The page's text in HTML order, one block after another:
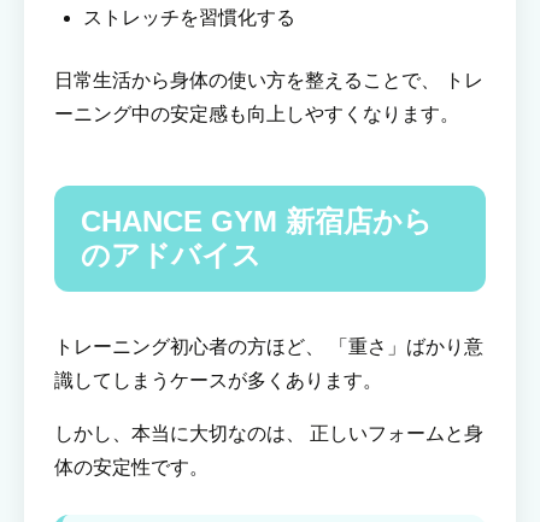
ストレッチを習慣化する
日常生活から身体の使い方を整えることで、 トレ
ーニング中の安定感も向上しやすくなります。
CHANCE GYM 新宿店から
のアドバイス
トレーニング初心者の方ほど、 「重さ」ばかり意
識してしまうケースが多くあります。
しかし、本当に大切なのは、 正しいフォームと身
体の安定性です。